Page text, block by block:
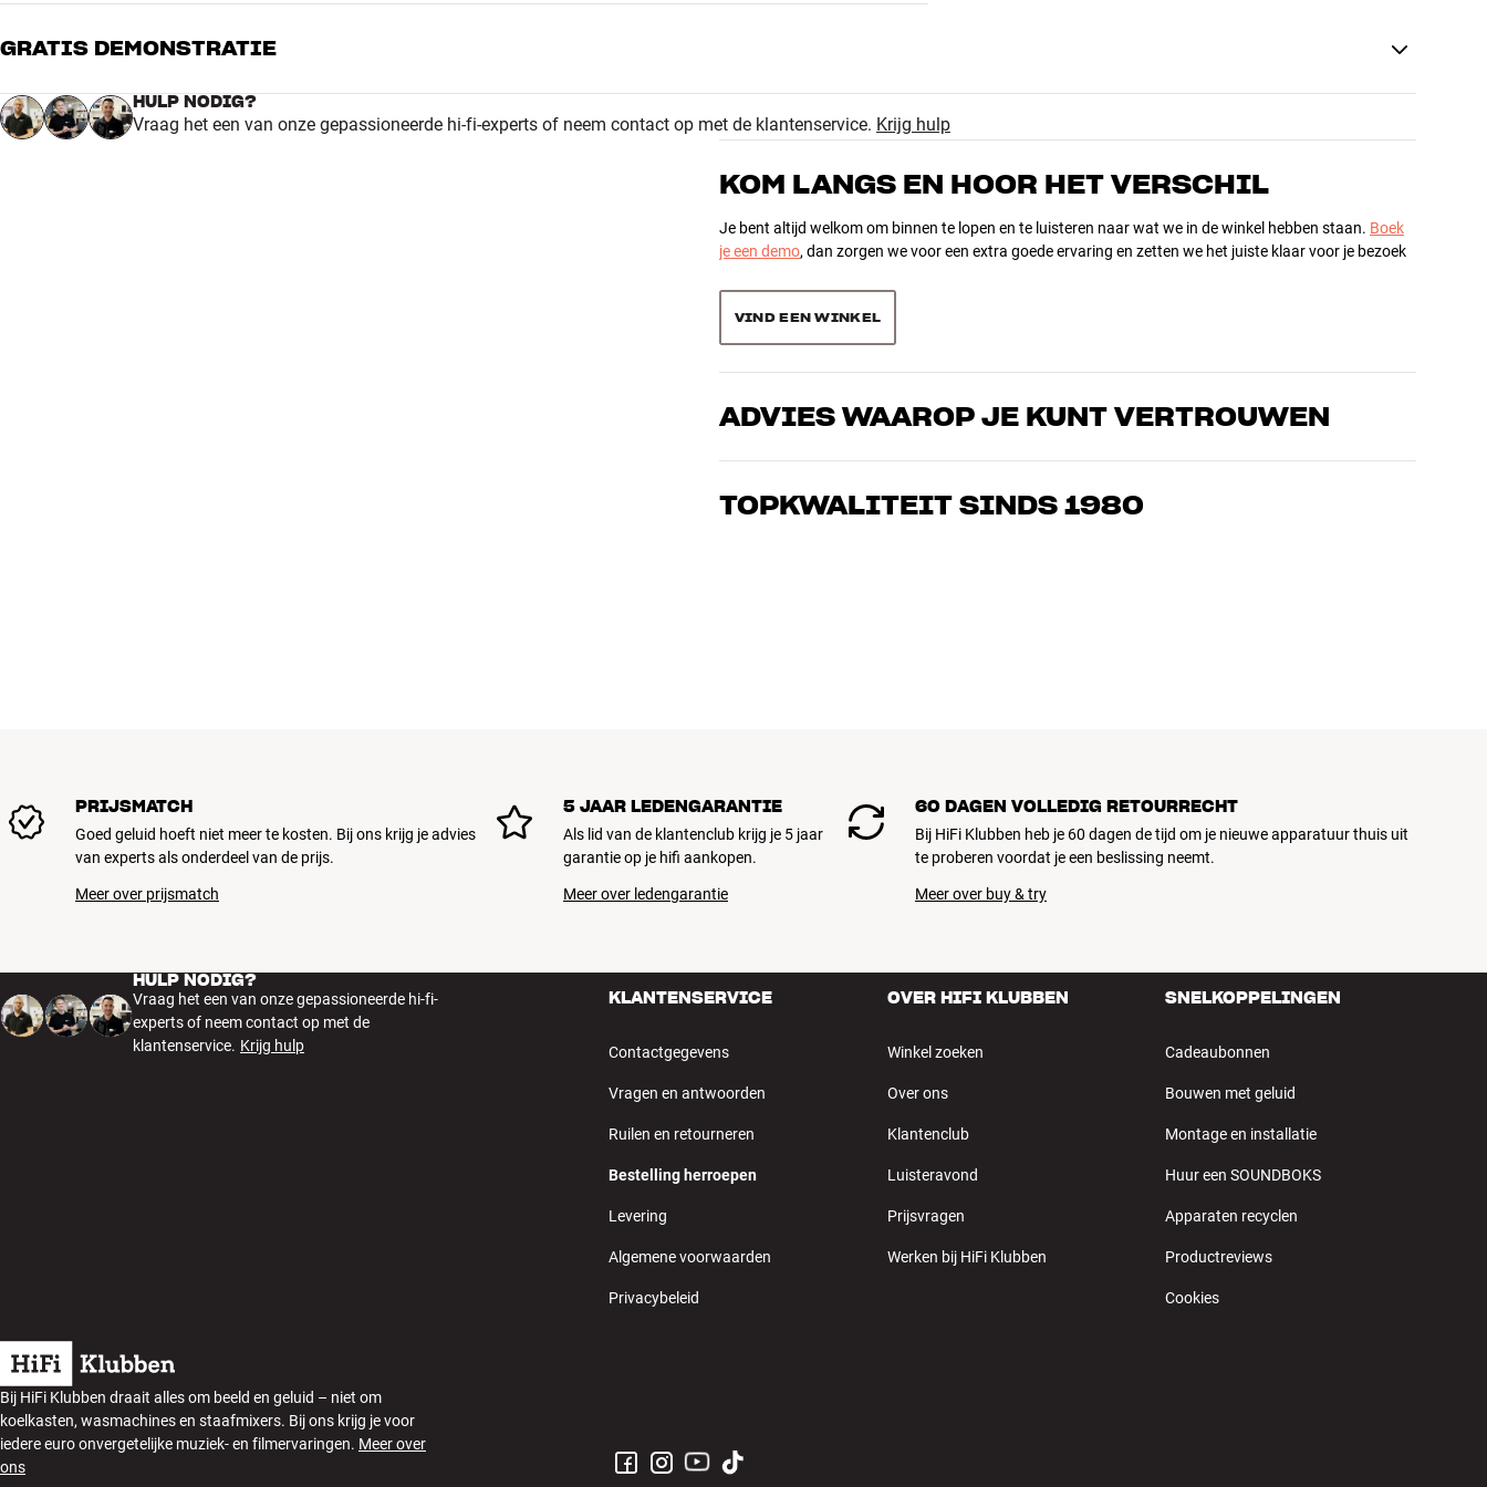
GRATIS DEMONSTRATIE
HULP NODIG?
Vraag het een van onze gepassioneerde hi-fi-experts of neem contact op met de klantenservice. Krijg hulp
KOM LANGS EN HOOR HET VERSCHIL
Je bent altijd welkom om binnen te lopen en te luisteren naar wat we in de winkel hebben staan. Boek
je een demo, dan zorgen we voor een extra goede ervaring en zetten we het juiste klaar voor je bezoek
VIND EEN WINKEL
ADVIES WAAROP JE KUNT VERTROUWEN
Onze medewerkers zijn echte liefhebbers die de producten door en door kennen en gepassioneerd zijn
de perfecte oplossing voor jouw wensen en budget
TOPKWALITEIT SINDS 1980
PRIJSMATCH
Goed geluid hoeft niet meer te kosten. Bij ons krijg je advies
van experts als onderdeel van de prijs.
Meer over prijsmatch
5 JAAR LEDENGARANTIE
Als lid van de klantenclub krijg je 5 jaar
garantie op je hifi aankopen.
Meer over ledengarantie
60 DAGEN VOLLEDIG RETOURRECHT
Bij HiFi Klubben heb je 60 dagen de tijd om je nieuwe apparatuur thuis uit
te proberen voordat je een beslissing neemt.
Meer over buy & try
HULP NODIG?
Vraag het een van onze gepassioneerde hi-fi-
experts of neem contact op met de
klantenservice. Krijg hulp
KLANTENSERVICE
Contactgegevens
Vragen en antwoorden
Ruilen en retourneren
Bestelling herroepen
Levering
Algemene voorwaarden
Privacybeleid
OVER HIFI KLUBBEN
Winkel zoeken
Over ons
Klantenclub
Luisteravond
Prijsvragen
Werken bij HiFi Klubben
SNELKOPPELINGEN
Cadeaubonnen
Bouwen met geluid
Montage en installatie
Huur een SOUNDBOKS
Apparaten recyclen
Productreviews
Cookies
Bij HiFi Klubben draait alles om beeld en geluid – niet om
koelkasten, wasmachines en staafmixers. Bij ons krijg je voor
iedere euro onvergetelijke muziek- en filmervaringen. Meer over
ons